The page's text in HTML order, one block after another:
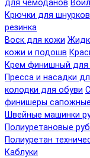
для чемоданов
Крючки для
резинка
Воск для кожи
кожи и подошв
Крем финишный для
Пресса и насадки
колодки для обуви
финишеры сапожные
Швейные машинки
Полиуретановые
Полиуретан
Каблуки